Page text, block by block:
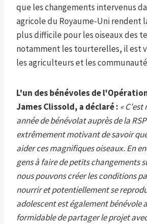
que les changements intervenus
agricole du Royaume-Uni rendent
plus difficile pour les oiseaux des
notamment les tourterelles, il est
les agriculteurs et les
L'un des bénévoles de
James Clissold, a déclaré : « C'est
année de bénévolat auprès de la
extrêmement motivant de savoir
aider ces magnifiques oiseaux. En
gens à faire de petits changements
nous pouvons créer les conditions
nourrir et potentiellement se
adolescent est également bénévole
formidable de partager le projet